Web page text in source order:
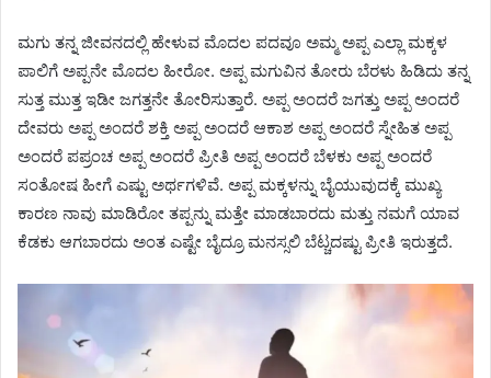
ಮಗು ತನ್ನ ಜೀವನದಲ್ಲಿ ಹೇಳುವ ಮೊದಲ ಪದವೂ ಅಮ್ಮ ಅಪ್ಪ ಎಲ್ಲಾ ಮಕ್ಕಳ
ಪಾಲಿಗೆ ಅಪ್ಪನೇ ಮೊದಲ ಹೀರೋ. ಅಪ್ಪ ಮಗುವಿನ ತೋರು ಬೆರಳು ಹಿಡಿದು ತನ್ನ
ಸುತ್ತ ಮುತ್ತ ಇಡೀ ಜಗತ್ತನೇ ತೋರಿಸುತ್ತಾರೆ. ಅಪ್ಪ ಅಂದರೆ ಜಗತ್ತು ಅಪ್ಪ ಅಂದರೆ
ದೇವರು ಅಪ್ಪ ಅಂದರೆ ಶಕ್ತಿ ಅಪ್ಪ ಅಂದರೆ ಆಕಾಶ ಅಪ್ಪ ಅಂದರೆ ಸ್ನೇಹಿತ ಅಪ್ಪ
ಅಂದರೆ ಪಪ್ರಂಚ ಅಪ್ಪ ಅಂದರೆ ಪ್ರೀತಿ ಅಪ್ಪ ಅಂದರೆ ಬೆಳಕು ಅಪ್ಪ ಅಂದರೆ
ಸಂತೋಷ ಹೀಗೆ ಎಷ್ಟು ಅರ್ಥಗಳಿವೆ. ಅಪ್ಪ ಮಕ್ಕಳನ್ನು ಬೈಯುವುದಕ್ಕೆ ಮುಖ್ಯ
ಕಾರಣ ನಾವು ಮಾಡಿರೋ ತಪ್ಪನ್ನು ಮತ್ತೇ ಮಾಡಬಾರದು ಮತ್ತು ನಮಗೆ ಯಾವ
ಕೆಡಕು ಆಗಬಾರದು ಅಂತ ಎಷ್ಟೇ ಬೈದ್ರೂ ಮನಸ್ಸಲಿ ಬೆಟ್ಚದಷ್ಟು ಪ್ರೀತಿ ಇರುತ್ತದೆ.